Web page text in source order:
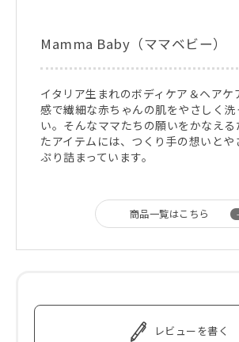
Mamma Baby（ママベビー）
イタリア生まれのボディケア＆ヘアケ
感で繊細な赤ちゃんの肌をやさしく洗
い。そんなママたちの願いをかなえ
たアイテムには、つくり手の想いとや
ぷり詰まっています。
商品一覧はこちら
レビューを書く